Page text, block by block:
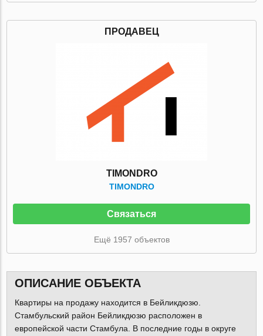
ПРОДАВЕЦ
TIMONDRO
TIMONDRO
Связаться
Ещё 1957 объектов
ОПИСАНИЕ ОБЪЕКТА
Квартиры на продажу находится в Бейликдюзю.
Стамбульский район Бейликдюзю расположен в
европейской части Стамбула. В последние годы в округе